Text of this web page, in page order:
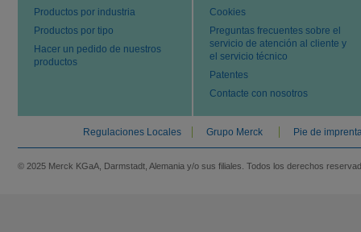
Productos por industria
Productos por tipo
Hacer un pedido de nuestros
productos
Cookies
Preguntas frecuentes sobre el
servicio de atención al cliente y
el servicio técnico
Patentes
Contacte con nosotros
Regulaciones Locales Grupo Merck Pie de
© 2025 Merck KGaA, Darmstadt, Alemania y/o sus filiales. Todos los derechos